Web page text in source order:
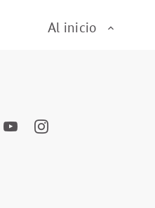
Al inicio
YoutubeInstagram